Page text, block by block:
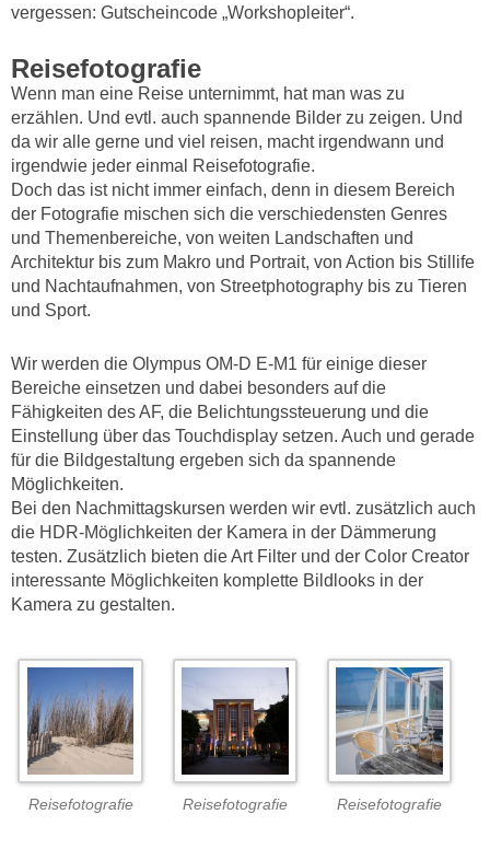
vergessen: Gutscheincode „Workshopleiter“.
Reisefotografie
Wenn man eine Reise unternimmt, hat man was zu
erzählen. Und evtl. auch spannende Bilder zu zeigen. Und
da wir alle gerne und viel reisen, macht irgendwann und
irgendwie jeder einmal Reisefotografie.
Doch das ist nicht immer einfach, denn in diesem Bereich
der Fotografie mischen sich die verschiedensten Genres
und Themenbereiche, von weiten Landschaften und
Architektur bis zum Makro und Portrait, von Action bis Stillife
und Nachtaufnahmen, von Streetphotography bis zu Tieren
und Sport.
Wir werden die Olympus OM-D E-M1 für einige dieser
Bereiche einsetzen und dabei besonders auf die
Fähigkeiten des AF, die Belichtungssteuerung und die
Einstellung über das Touchdisplay setzen. Auch und gerade
für die Bildgestaltung ergeben sich da spannende
Möglichkeiten.
Bei den Nachmittagskursen werden wir evtl. zusätzlich auch
die HDR-Möglichkeiten der Kamera in der Dämmerung
testen. Zusätzlich bieten die Art Filter und der Color Creator
interessante Möglichkeiten komplette Bildlooks in der
Kamera zu gestalten.
Reisefotografie Reisefotografie Reisefotografie